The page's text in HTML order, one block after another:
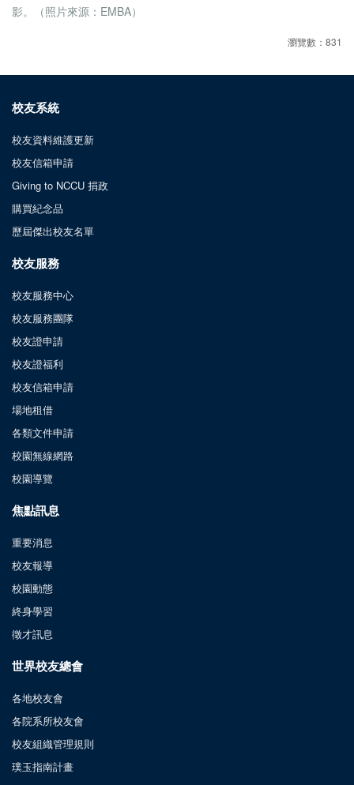
影。（照片來源：EMBA）
瀏覽數：831
校友系統
校友資料維護更新
校友信箱申請
Giving to NCCU 捐政
購買紀念品
歷屆傑出校友名單
校友服務
校友服務中心
校友服務團隊
校友證申請
校友證福利
校友信箱申請
場地租借
各類文件申請
校園無線網路
校園導覽
焦點訊息
重要消息
校友報導
校園動態
終身學習
徵才訊息
世界校友總會
各地校友會
各院系所校友會
校友組織管理規則
璞玉指南計畫